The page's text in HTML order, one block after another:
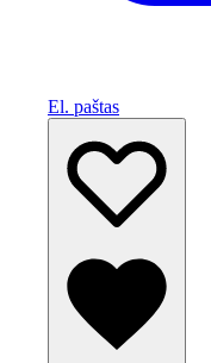
El. paštas